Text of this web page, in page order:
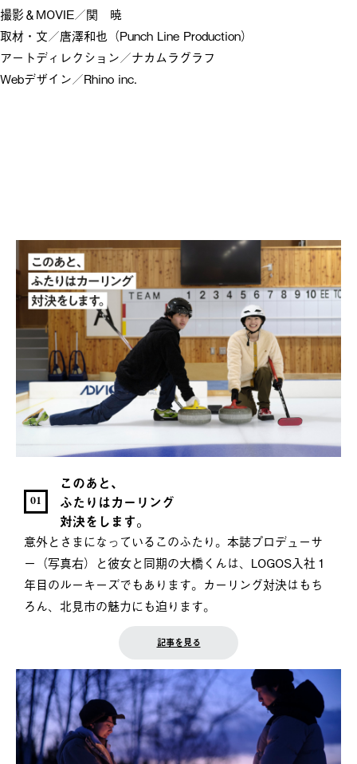
撮影＆MOVIE／関 暁
取材・文／唐澤和也（Punch Line Production）
アートディレクション／ナカムラグラフ
Webデザイン／Rhino inc.
01
このあと、
ふたりはカーリング
対決をします。
意外とさまになっているこのふたり。本誌プロデューサ
ー（写真右）と彼女と同期の大橋くんは、LOGOS入社１
年目のルーキーズでもあります。カーリング対決はもち
ろん、北見市の魅力にも迫ります。
記事を見る